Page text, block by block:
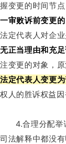
握变更的时间节
一审败诉前变更的
法定代表人对企
无正当理由和充
注变更的对象，
法定代表人变更
权人的胜诉权益
4.合理分配
司法解释中都没